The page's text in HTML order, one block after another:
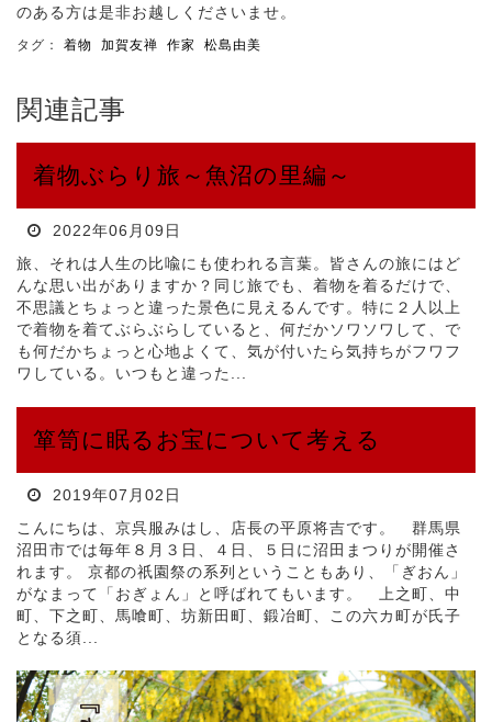
のある方は是非お越しくださいませ。
タグ： 着物 加賀友禅 作家 松島由美
関連記事
着物ぶらり旅～魚沼の里編～
2022年06月09日
旅、それは人生の比喩にも使われる言葉。皆さんの旅にはど
んな思い出がありますか？同じ旅でも、着物を着るだけで、
不思議とちょっと違った景色に見えるんです。特に２人以上
で着物を着てぶらぶらしていると、何だかソワソワして、で
も何だかちょっと心地よくて、気が付いたら気持ちがフワフ
ワしている。いつもと違った...
箪笥に眠るお宝について考える
2019年07月02日
こんにちは、京呉服みはし、店長の平原将吉です。 群馬県
沼田市では毎年８月３日、４日、５日に沼田まつりが開催さ
れます。 京都の祇園祭の系列ということもあり、「ぎおん」
がなまって「おぎょん」と呼ばれてもいます。 上之町、中
町、下之町、馬喰町、坊新田町、鍛冶町、この六カ町が氏子
となる須...